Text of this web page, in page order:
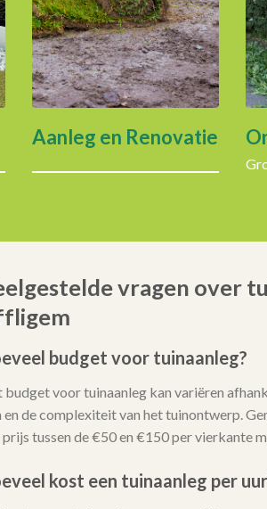
Aanleg en Renovatie
vragen over
budget voor tuinaanleg?
budget voor tuinaanleg kan variëren
en de complexiteit van het tuinontwerp.
prijs tussen de €50 en €150 per vierkante
kost een tuinaanleg per